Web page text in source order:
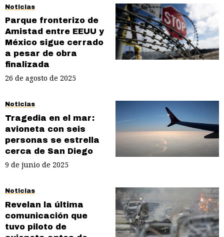
Noticias
Parque fronterizo de
Amistad entre EEUU y
México sigue cerrado
a pesar de obra
finalizada
26 de agosto de 2025
Noticias
Tragedia en el mar:
avioneta con seis
personas se estrella
cerca de San Diego
9 de junio de 2025
Noticias
Revelan la última
comunicación que
tuvo piloto de